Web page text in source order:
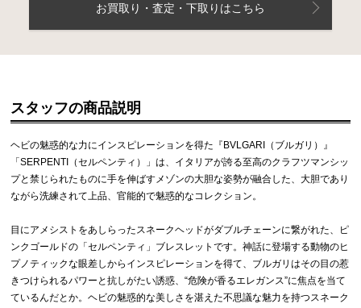
お買取り・査定・下取りはこちら
スタッフの商品説明
ヘビの魅惑的な力にインスピレーションを得た『BVLGARI（ブルガリ）』
「SERPENTI（セルペンティ）」は、イタリアが誇る至高のクラフツマンシッ
プと禁じられたものに手を伸ばすメゾンの大胆な姿勢が融合した、大胆であり
ながら洗練されて上品、官能的で魅惑的なコレクション。
目にアメシストをあしらったスネークヘッドがダブルチェーンに繋がれた、ピ
ンクゴールドの「セルペンティ」ブレスレットです。神話に登場する動物のヒ
プノティックな眼差しからインスピレーションを得て、ブルガリはその目の惹
きつけられるパワーと抗しがたい誘惑、“危険が香るエレガンス”に焦点を当て
ているんだとか。ヘビの魅惑的な美しさを湛えた不思議な魅力を持つスネーク